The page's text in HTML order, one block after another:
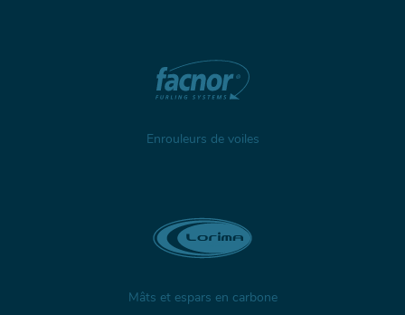
Enrouleurs de voiles
Mâts et espars en carbone